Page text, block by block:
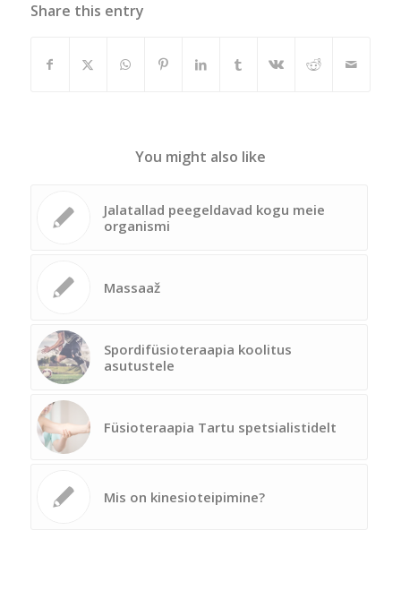
Share this entry
You might also like
Jalatallad peegeldavad kogu meie
organismi
Massaaž
Spordifüsioteraapia koolitus
asutustele
Füsioteraapia Tartu spetsialistidelt
Mis on kinesioteipimine?